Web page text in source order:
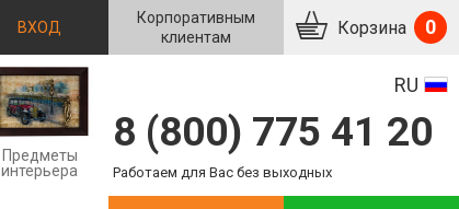
ВХОД
Корпоративным
клиентам
Корзина 0
Предметы
интерьера
RU
8 (800) 775 41 20
Работаем для Вас без выходных